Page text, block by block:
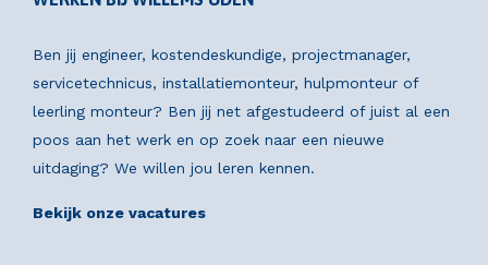
Ben jij engineer, kostendeskundige, projectmanager,
servicetechnicus, installatiemonteur, hulpmonteur of
leerling monteur? Ben jij net afgestudeerd of juist al een
poos aan het werk en op zoek naar een nieuwe
uitdaging? We willen jou leren kennen.
Bekijk onze vacatures